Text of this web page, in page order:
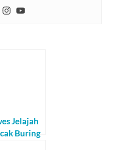
Jelajah
Buring